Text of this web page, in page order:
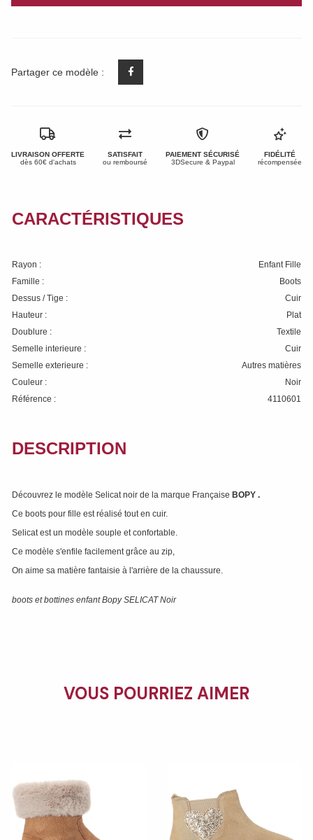
Partager ce modèle :
LIVRAISON OFFERTE
dès 60€ d'achats
SATISFAIT
ou remboursé
PAIEMENT SÉCURISÉ
3DSecure & Paypal
FIDÉLITÉ
récompensée
CARACTÉRISTIQUES
Rayon :
Enfant Fille
Famille :
Boots
Dessus / Tige :
Cuir
Hauteur :
Plat
Doublure :
Textile
Semelle interieure :
Cuir
Semelle exterieure :
Autres matières
Couleur :
Noir
Référence :
4110601
DESCRIPTION
Découvrez le modèle Selicat noir de la marque Française BOPY .
Ce boots pour fille est réalisé tout en cuir.
Selicat est un modèle souple et confortable.
Ce modèle s'enfile facilement grâce au zip,
On aime sa matière fantaisie à l'arrière de la chaussure.
boots et bottines enfant Bopy SELICAT Noir
VOUS POURRIEZ AIMER